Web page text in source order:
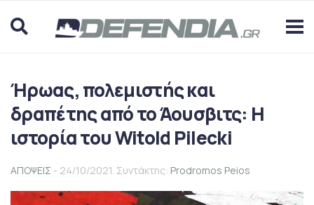
Ήρωας, πολεμιστής και
δραπέτης από το Άουσβιτς: Η
ιστορία του Witold Pilecki
ΑΠΟΨΕΙΣ - 24/10/2021. Συντάκτης: Prodromos Peios